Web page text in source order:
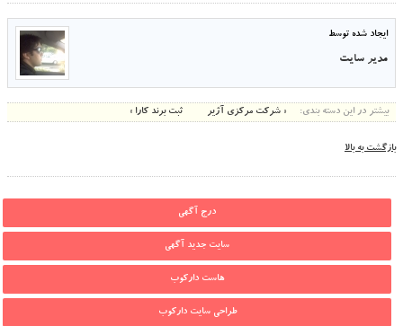
ایجاد شده توسط
مدیر سایت
بیشتر در این دسته بندی: « شرکت مرکزی آژیر ثبت برند کارا »
بازگشت به بالا
درج آگهی
سایت جدید آگهی
هاست دارکوب
طراحی سایت دارکوب